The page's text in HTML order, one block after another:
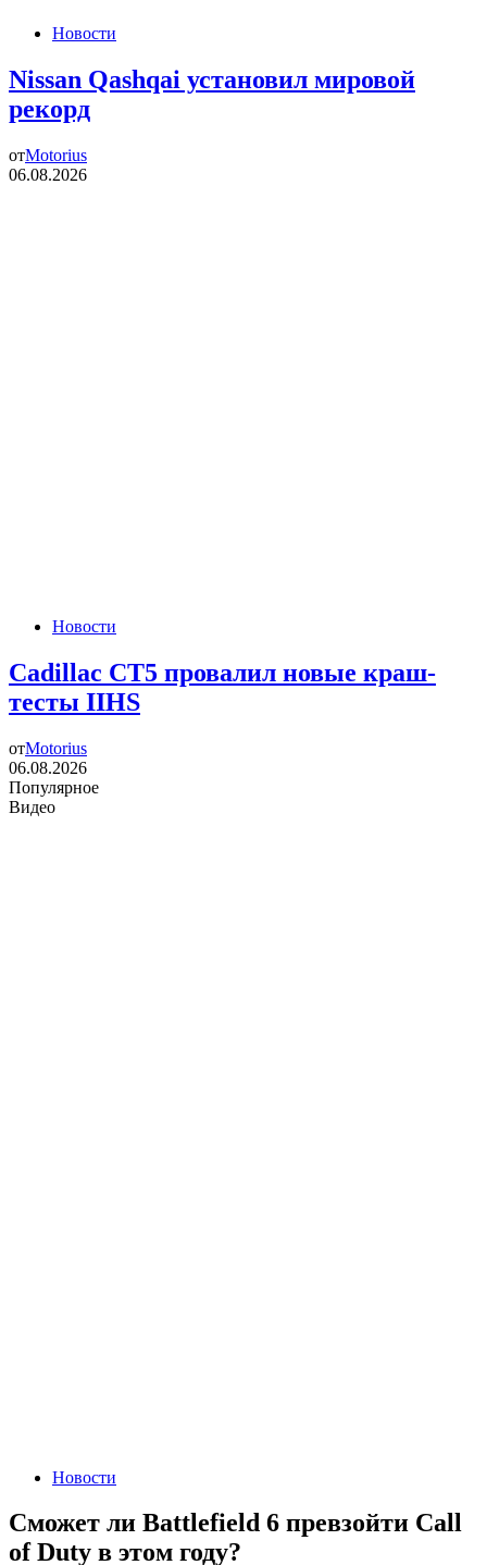
Новости
Nissan Qashqai установил мировой
рекорд
отMotorius
06.08.2026
Новости
Cadillac CT5 провалил новые краш-
тесты IIHS
отMotorius
06.08.2026
Популярное
Видео
Новости
Сможет ли Battlefield 6 превзойти Call
of Duty в этом году?